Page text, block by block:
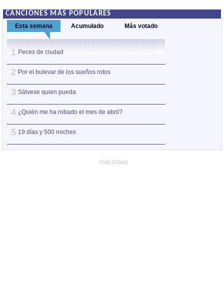
CANCIONES MÁS POPULARES
Esta semana Acumulado Más votado
1 Peces de ciudad
2 Por el bulevar de los sueños rotos
3 Sálvese quien pueda
4 ¿Quién me ha robado el mes de abril?
5 19 días y 500 noches
PUBLICIDAD